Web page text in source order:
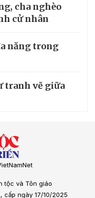
cha nghèo
cử nhân
năng trong
tranh vẽ giữa
tộc và Tôn giáo
cấp ngày 17/10/2025